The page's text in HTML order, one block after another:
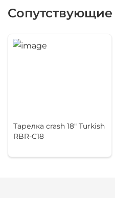
Сопутствующие
Тарелка crash 18" Turkish
RBR-C18